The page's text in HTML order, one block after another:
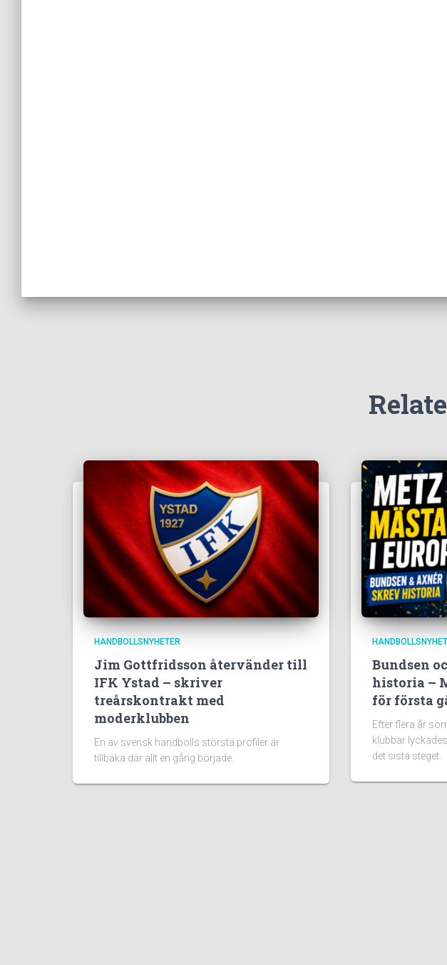
HANDBOLLSNYHETER
Jim Gottfridsson återvänder till
IFK Ystad – skriver
treårskontrakt med
moderklubben
En av svensk handbolls största profiler är
tillbaka där allt en gång började.
Bundsen
historia –
för första
Efter flera år
klubbar
det sista steget.